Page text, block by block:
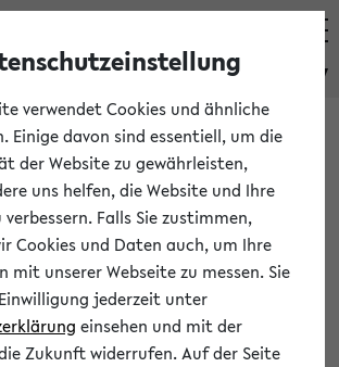
eKVV
Er wird sich im Verlauf Ihrer eKVV
verwendet Cookies und ähnliche
Einige davon sind essentiell, um die
der Website zu gewährleisten,
uns helfen, die Website und Ihre
Falls Sie zustimmen,
Cookies und Daten auch, um Ihre
mit unserer Webseite zu messen. Sie
jederzeit unter
einsehen und mit der
Zukunft widerrufen. Auf der Seite